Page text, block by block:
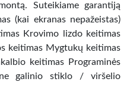
Suteikiame garantiją
(kai ekranas nepažeistas)
Krovimo lizdo keitimas
keitimas Mygtukų keitimas
keitimas Programinės
galinio stiklo / viršelio